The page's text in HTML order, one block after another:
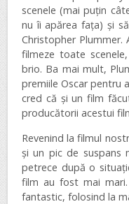
scenele (mai puțin
nu îi apărea fața) și
Christopher
filmeze toate
brio. Ba mai mult,
premiile Oscar pentru
cred că și un film
producătorii acestui
Revenind la filmul
și un pic de suspans
petrece după o
film au fost mai
fantastic, folosind la